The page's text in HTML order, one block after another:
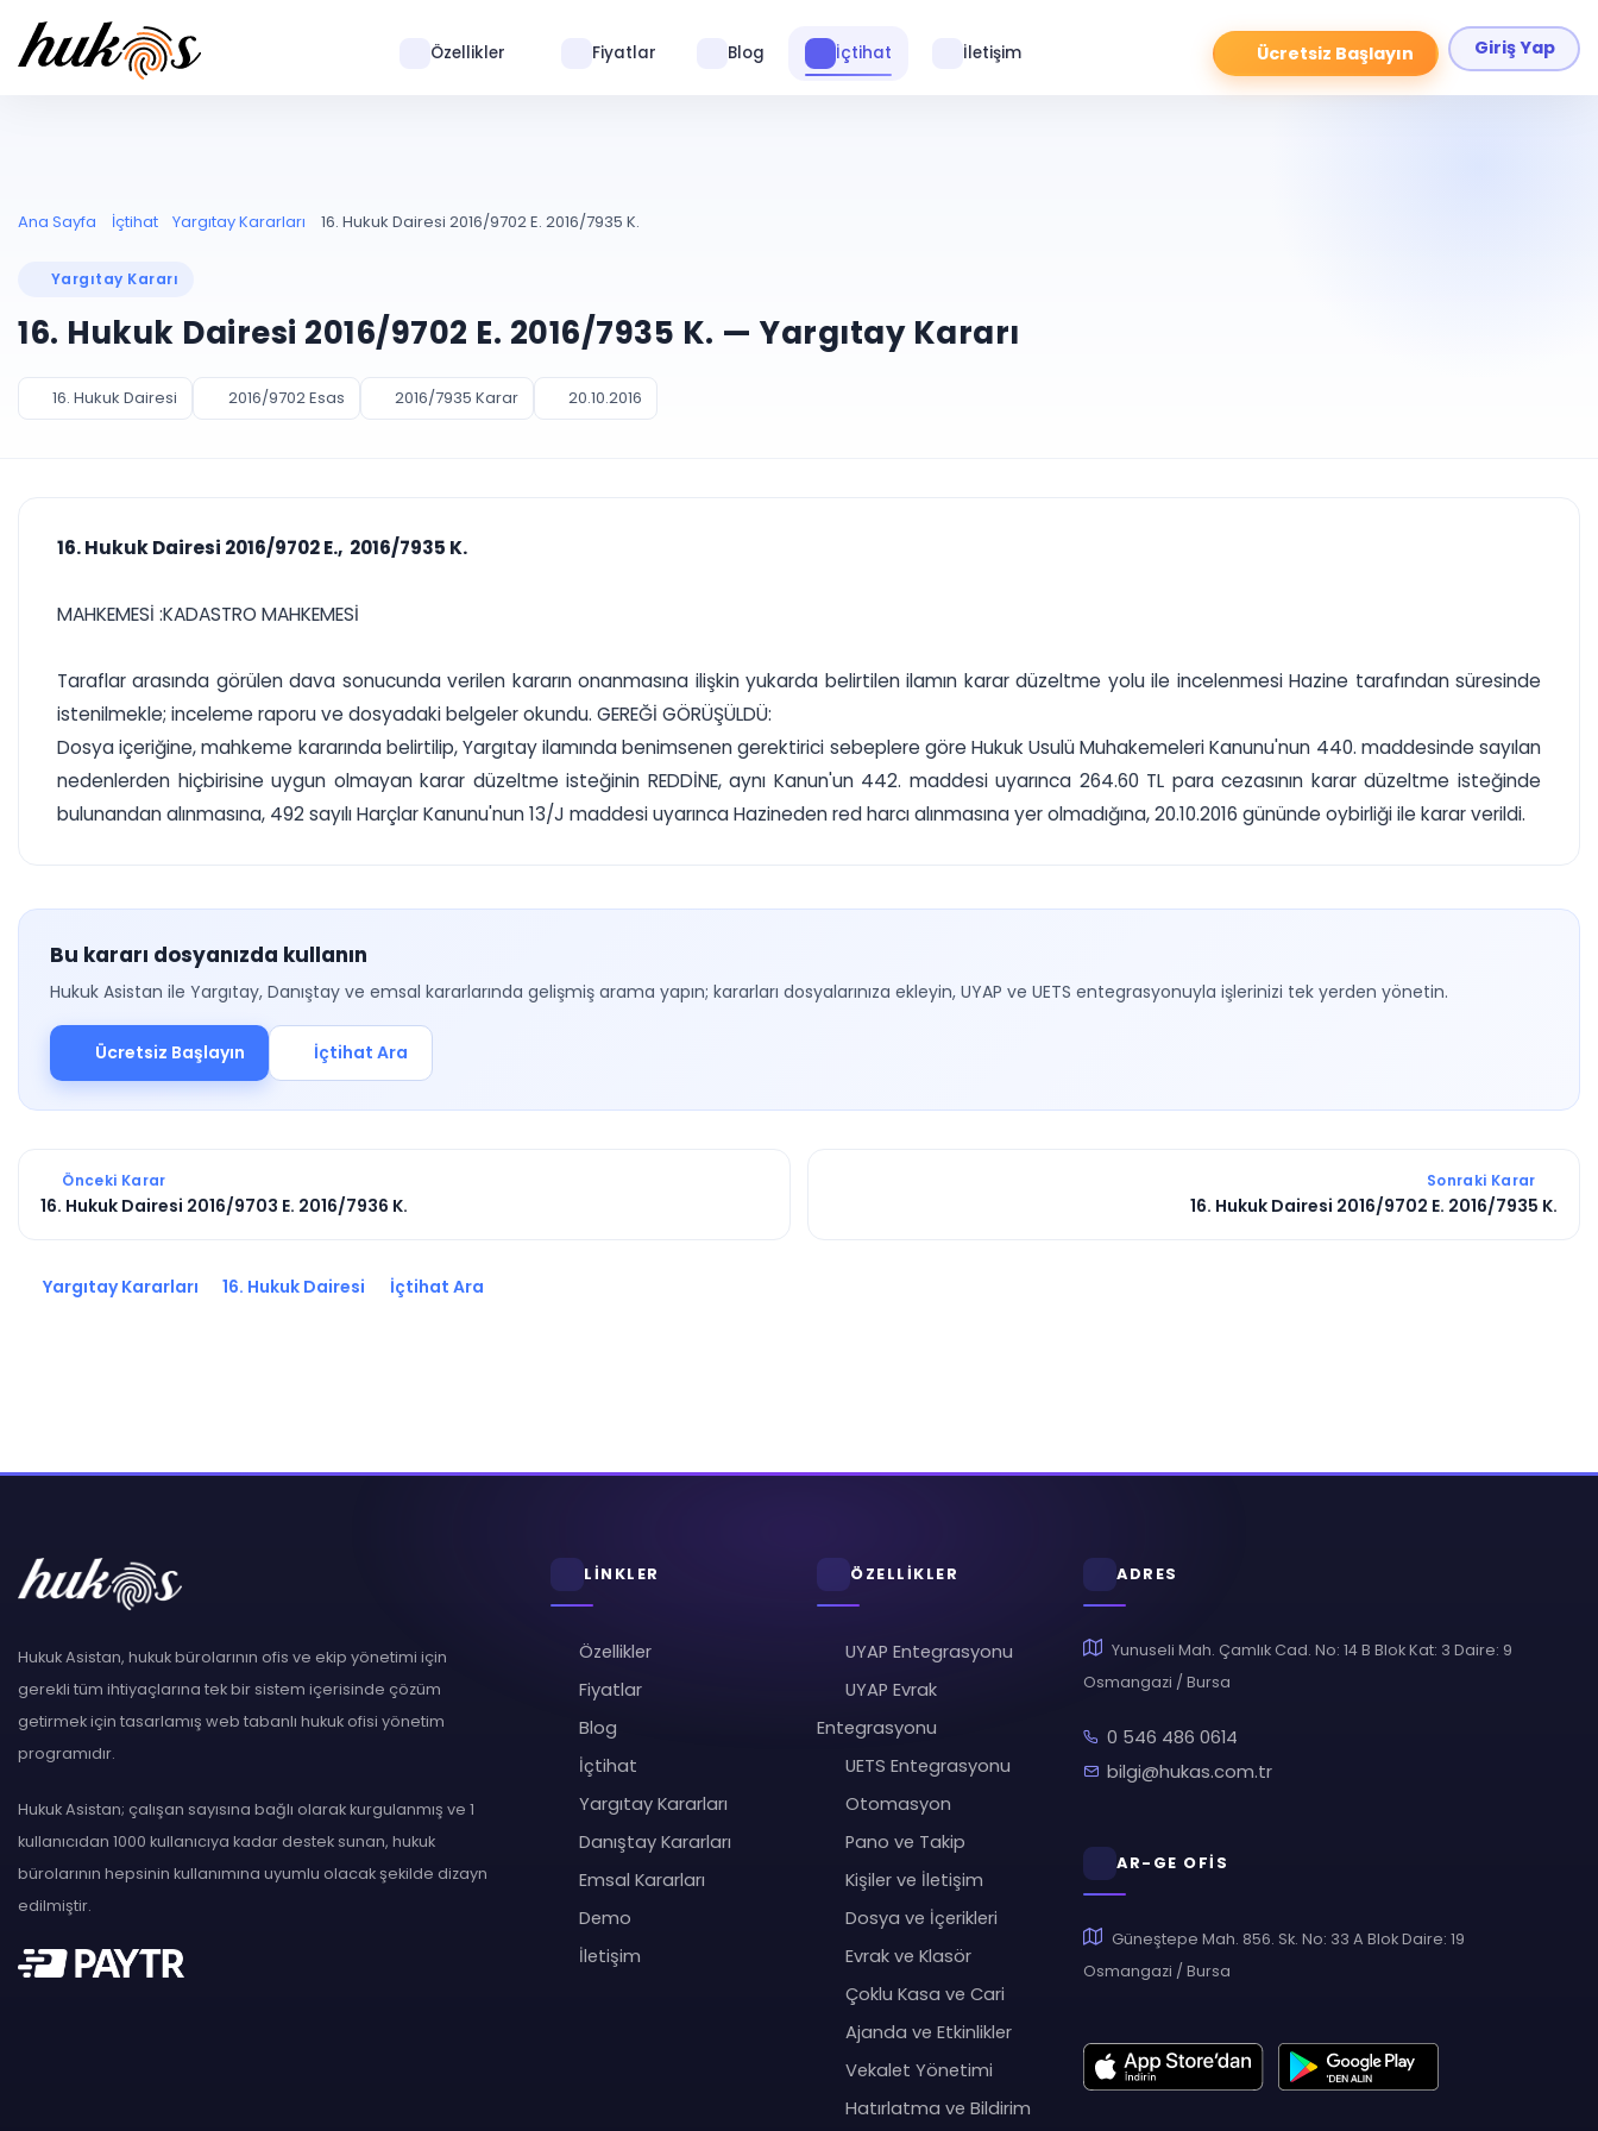
Ücretsiz Başlayın Giriş Yap
Özellikler Fiyatlar Blog İçtihat İletişim
Ana Sayfa İçtihat Yargıtay Kararları 16. Hukuk Dairesi 2016/9702 E. 2016/7935 K.
Yargıtay Kararı
16. Hukuk Dairesi 2016/9702 E. 2016/7935 K. — Yargıtay Kararı
16. Hukuk Dairesi 2016/9702 Esas 2016/7935 Karar 20.10.2016
16. Hukuk Dairesi 2016/9702 E., 2016/7935 K.
MAHKEMESİ :KADASTRO MAHKEMESİ
Taraflar arasında görülen dava sonucunda verilen kararın onanmasına ilişkin yukarda belirtilen ilamın karar düzeltme yolu ile incelenmesi Hazine tarafından süresinde
istenilmekle; inceleme raporu ve dosyadaki belgeler okundu. GEREĞİ GÖRÜŞÜLDÜ:
Dosya içeriğine, mahkeme kararında belirtilip, Yargıtay ilamında benimsenen gerektirici sebeplere göre Hukuk Usulü Muhakemeleri Kanunu'nun 440. maddesinde sayılan
nedenlerden hiçbirisine uygun olmayan karar düzeltme isteğinin REDDİNE, aynı Kanun'un 442. maddesi uyarınca 264.60 TL para cezasının karar düzeltme isteğinde
bulunandan alınmasına, 492 sayılı Harçlar Kanunu'nun 13/J maddesi uyarınca Hazineden red harcı alınmasına yer olmadığına, 20.10.2016 gününde oybirliği ile karar verildi.
Bu kararı dosyanızda kullanın
Hukuk Asistan ile Yargıtay, Danıştay ve emsal kararlarında gelişmiş arama yapın; kararları dosyalarınıza ekleyin, UYAP ve UETS entegrasyonuyla işlerinizi tek yerden yönetin.
Ücretsiz Başlayın İçtihat Ara
Önceki Karar
16. Hukuk Dairesi 2016/9703 E. 2016/7936 K.
Sonraki Karar
16. Hukuk Dairesi 2016/9702 E. 2016/7935 K.
Yargıtay Kararları 16. Hukuk Dairesi İçtihat Ara
Hukuk Asistan, hukuk bürolarının ofis ve ekip yönetimi için
gerekli tüm ihtiyaçlarına tek bir sistem içerisinde çözüm
getirmek için tasarlamış web tabanlı hukuk ofisi yönetim
programıdır.
Hukuk Asistan; çalışan sayısına bağlı olarak kurgulanmış ve 1
kullanıcıdan 1000 kullanıcıya kadar destek sunan, hukuk
bürolarının hepsinin kullanımına uyumlu olacak şekilde dizayn
edilmiştir.
LİNKLER
Özellikler
Fiyatlar
Blog
İçtihat
Yargıtay Kararları
Danıştay Kararları
Emsal Kararları
Demo
İletişim
ÖZELLİKLER
UYAP Entegrasyonu
UYAP Evrak
Entegrasyonu
UETS Entegrasyonu
Otomasyon
Pano ve Takip
Kişiler ve İletişim
Dosya ve İçerikleri
Evrak ve Klasör
Çoklu Kasa ve Cari
Ajanda ve Etkinlikler
Vekalet Yönetimi
Hatırlatma ve Bildirim
ADRES
Yunuseli Mah. Çamlık Cad. No: 14 B Blok Kat: 3 Daire: 9
Osmangazi / Bursa
0 546 486 0614
bilgi@hukas.com.tr
AR-GE OFİS
Güneştepe Mah. 856. Sk. No: 33 A Blok Daire: 19
Osmangazi / Bursa